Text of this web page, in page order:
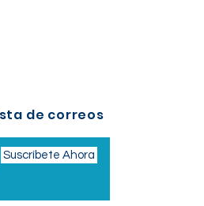
de correos
Suscríbete Ahora